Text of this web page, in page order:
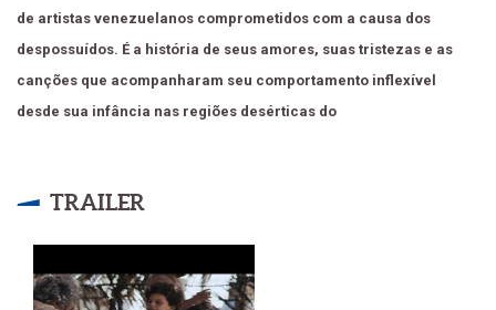
de artistas venezuelanos comprometidos com a causa dos
despossuídos. É a história de seus amores, suas tristezas e as
canções que acompanharam seu comportamento inflexível
desde sua infância nas regiões desérticas do
TRAILER